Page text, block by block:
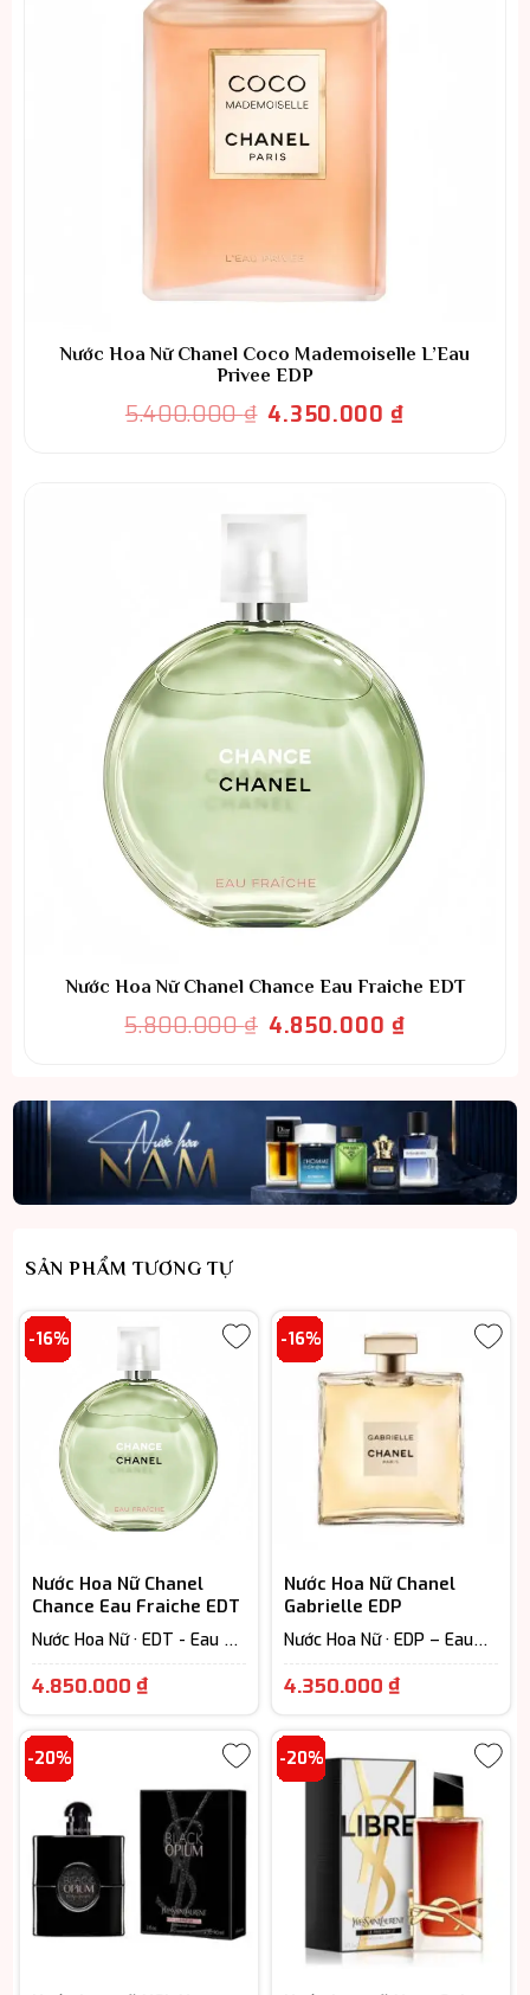
Nước Hoa Nữ Chanel Coco Mademoiselle L’Eau
Privee EDP
5.400.000₫ Giá
4.350.000₫
Nước Hoa Nữ Chanel Chance Eau Fraiche EDT
5.800.000₫ Giá
5.800.000 ₫.
4.850.000 ₫Giá
là:
4.850.000 ₫.
SẢN PHẨM TƯƠNG TỰ
-16%
Nước Hoa Nữ Chanel
Chance Eau Fraiche EDT
Nước Hoa Nữ · EDT - Eau De
6h) · Floral – Hương hoa cỏ
4.850.000₫Giá
4.850.000 ₫.
-16%
Nước Hoa Nữ Chanel
Gabrielle EDP
Nước Hoa Nữ · EDP – Eau
7-12h) · Floral – Hương hoa
4.350.000 ₫Giá
là:
4.350.000
-20% -20%